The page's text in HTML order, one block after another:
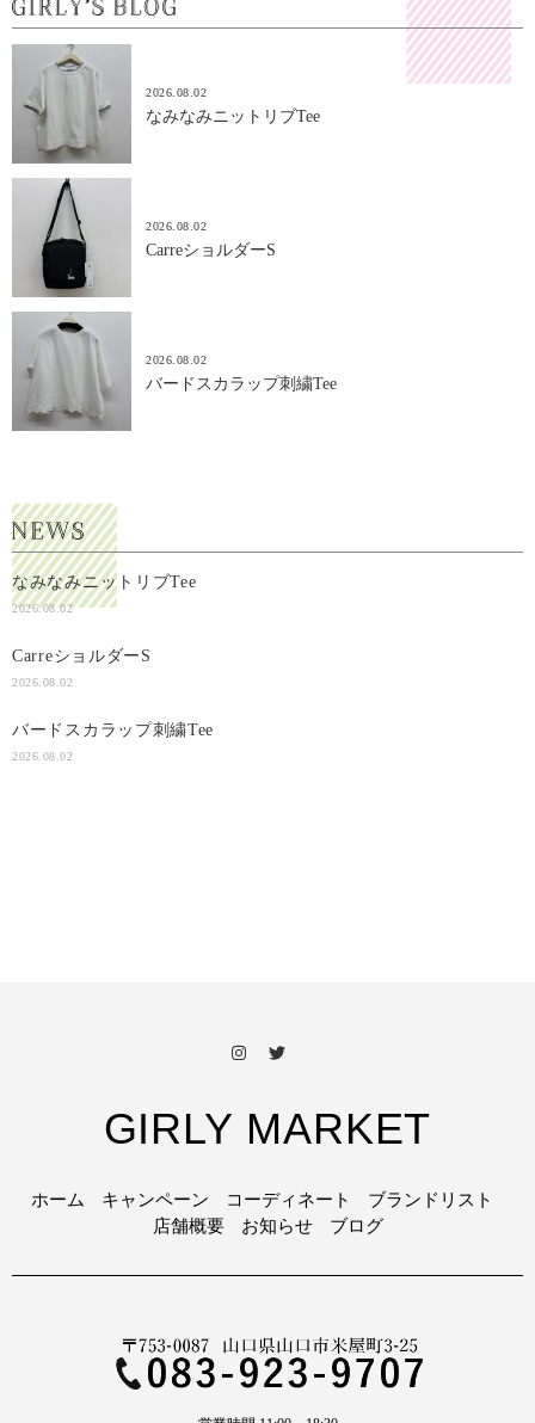
2026.08.02
なみなみニットリブTee
2026.08.02
CarreショルダーS
2026.08.02
バードスカラップ刺繍Tee
なみなみニットリブTee
2026.08.02
CarreショルダーS
2026.08.02
バードスカラップ刺繍Tee
2026.08.02
GIRLY MARKET
ホーム キャンペーン コーディネート
ブランドリスト
店舗概要
お知らせ ブログ